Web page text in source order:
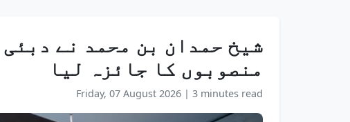
منصوبوں کا جائزہ لیا
Friday, 07 August 2026 | 3 minutes read